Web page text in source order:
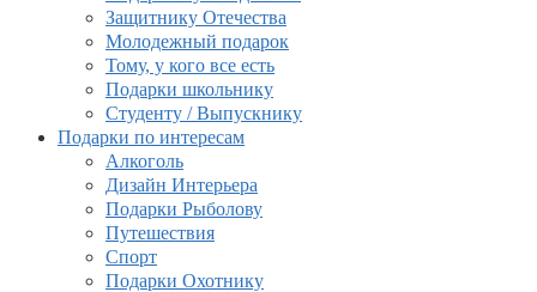
Защитнику Отечества
Молодежный подарок
Тому, у кого все есть
Подарки школьнику
Студенту / Выпускнику
Подарки по интересам
Алкоголь
Дизайн Интерьера
Подарки Рыболову
Путешествия
Спорт
Подарки Охотнику